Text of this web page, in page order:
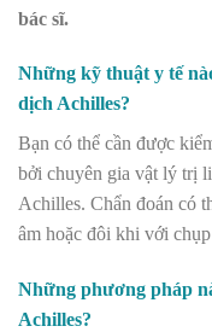
bác sĩ.
Những kỹ thuật y tế
dịch Achilles?
Bạn có thể cần được
bởi chuyên gia vật lý trị
Achilles. Chẩn đoán có
âm hoặc đôi khi với
Những phương pháp
Achilles?